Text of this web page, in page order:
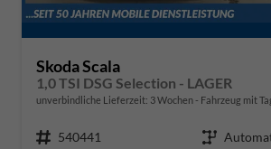
Skoda Scala
1,0 TSI DSG Selection - LAGER
unverbindliche Lieferzeit: 3 Wochen Fahrzeug mit
Fahrzeugnr. 540441 Getriebe